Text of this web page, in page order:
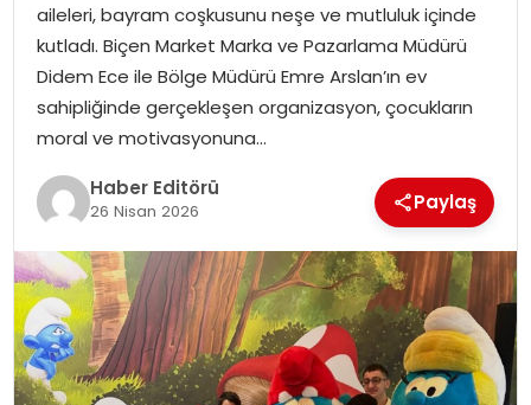
SPOR
YAŞAM
aileleri, bayram coşkusunu neşe ve mutluluk içinde
kutladı. Biçen Market Marka ve Pazarlama Müdürü
Didem Ece ile Bölge Müdürü Emre Arslan’ın ev
sahipliğinde gerçekleşen organizasyon, çocukların
moral ve motivasyonuna…
Haber Editörü
26 Nisan 2026 Paylaş